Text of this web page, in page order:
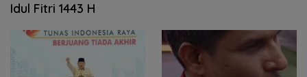
Idul Fitri 1443 H